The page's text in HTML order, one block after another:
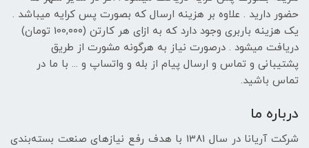
حضور دارید . علاوه بر هزینه ارسال که بصورت پس کرایه میباشد .
یک هزینه باربری وجود دارد که به ازای هر کارتن (100,۰۰۰ تومان)
دریافت میشود . درصورت نیاز به هرگونه مشورت از طریق
پشتیبانی و تماس و ارسال پیام از بله و واتساپ و ... با ما در
تماس باشید.
درباره ما
شرکت آریانا در سال 1381 با هدف رفع نیازهای صنعت بسته‌بندی